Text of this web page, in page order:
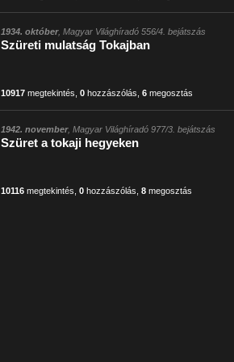
1934. október, Magyar Világhíradó 556/4. bejátszás
Szüreti mulatság Tokajban
10917megtekintés 0hozzászólás 6megosztás
1942. november, Magyar Világhíradó 977/3. bejátszás
Szüret a tokaji hegyeken
10116megtekintés 0hozzászólás 8megosztás